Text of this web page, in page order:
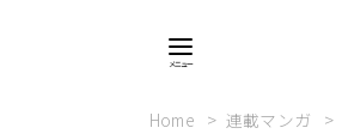
Home 連載マンガ